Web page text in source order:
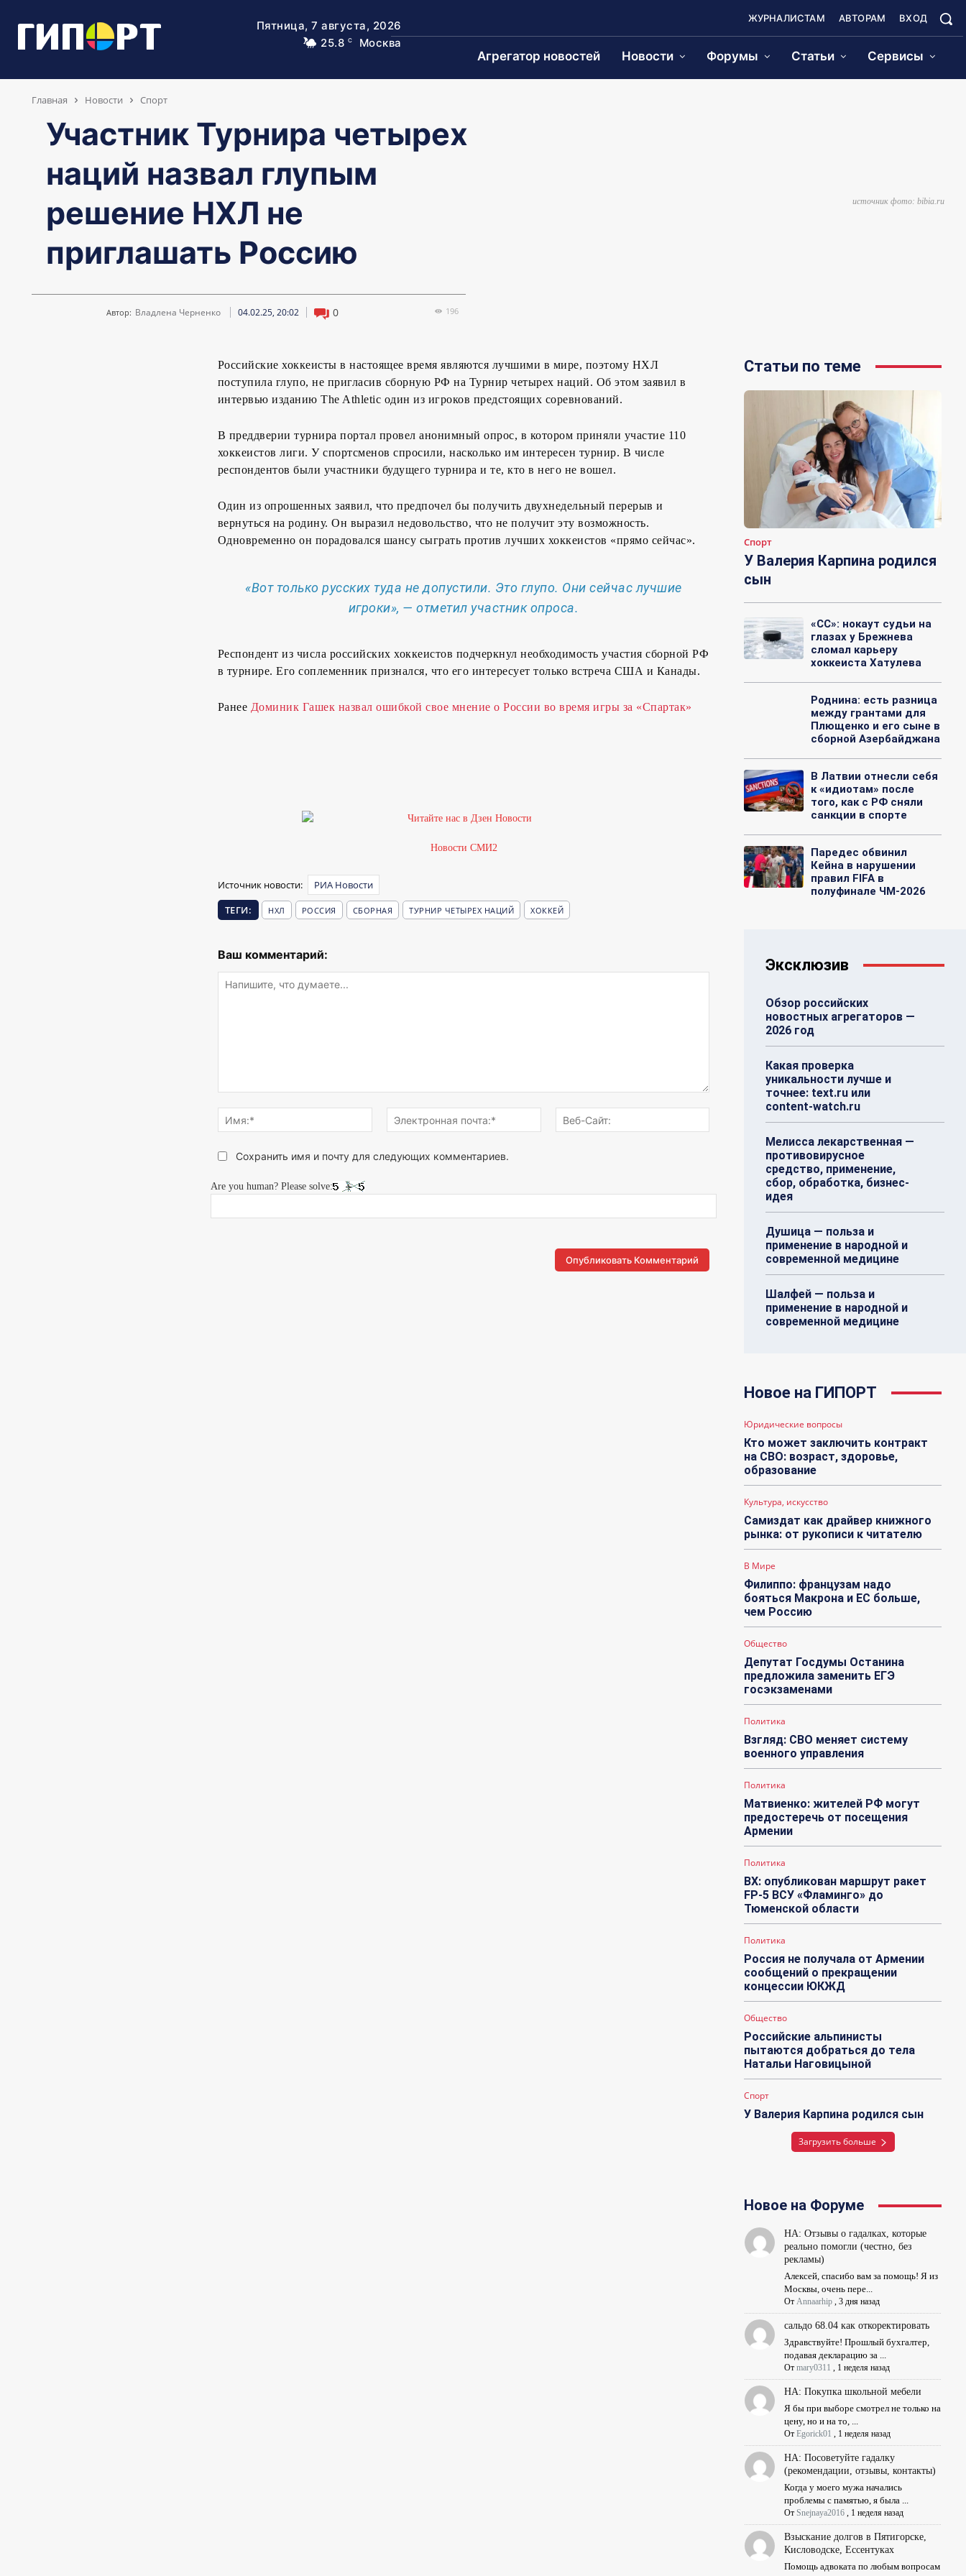
Пятница, 7 августа, 2026
25.8 C Москва
ЖУРНАЛИСТАМ АВТОРАМ ВХОД
Агрегатор новостей Новости Форумы Статьи Сервисы
Главная Новости Спорт
Участник Турнира четырех
наций назвал глупым
решение НХЛ не
приглашать Россию
Автор: Владлена Черненко 04.02.25, 20:02 0 196
источник фото: bibia.ru
Российские хоккеисты в настоящее время являются лучшими в мире, поэтому НХЛ
поступила глупо, не пригласив сборную РФ на Турнир четырех наций. Об этом заявил в
интервью изданию The Athletic один из игроков предстоящих соревнований.
В преддверии турнира портал провел анонимный опрос, в котором приняли участие 110
хоккеистов лиги. У спортсменов спросили, насколько им интересен турнир. В числе
респондентов были участники будущего турнира и те, кто в него не вошел.
Один из опрошенных заявил, что предпочел бы получить двухнедельный перерыв и
вернуться на родину. Он выразил недовольство, что не получит эту возможность.
Одновременно он порадовался шансу сыграть против лучших хоккеистов «прямо сейчас».
«Вот только русских туда не допустили. Это глупо. Они сейчас лучшие
игроки», — отметил участник опроса.
Респондент из числа российских хоккеистов подчеркнул необходимость участия сборной РФ
в турнире. Его соплеменник признался, что его интересует только встреча США и Канады.
Ранее Доминик Гашек назвал ошибкой свое мнение о России во время игры за «Спартак»
Новости СМИ2
Источник новости:
РИА Новости
ТЕГИ:
НХЛ РОССИЯ СБОРНАЯ ТУРНИР ЧЕТЫРЕХ НАЦИЙ ХОККЕЙ
Ваш комментарий:
что
думаете...
Имя:*
Электронная
почта:*
Сохранить имя и почту для следующих комментариев.
Are you human? Please solve:
Статьи по теме
Спорт
У Валерия Карпина родился
сын
«СС»: нокаут судьи на
глазах у Брежнева
сломал карьеру
хоккеиста Хатулева
Роднина: есть разница
между грантами для
Плющенко и его сыне в
сборной Азербайджана
В Латвии отнесли себя
к «идиотам» после
того, как с РФ сняли
санкции в спорте
Паредес обвинил
Кейна в нарушении
правил FIFA в
полуфинале ЧМ-2026
Эксклюзив
Обзор российских
новостных агрегаторов —
2026 год
Какая проверка
уникальности лучше и
точнее: text.ru или
content-watch.ru
Мелисса лекарственная —
противовирусное
средство, применение,
сбор, обработка, бизнес-
идея
Душица — польза и
применение в народной и
современной медицине
Шалфей — польза и
применение в народной и
современной медицине
Новое на ГИПОРТ
Юридические вопросы
Кто может заключить контракт
на СВО: возраст, здоровье,
образование
Культура, искусство
Самиздат как драйвер книжного
рынка: от рукописи к читателю
В Мире
Филиппо: французам надо
бояться Макрона и ЕС больше,
чем Россию
Общество
Депутат Госдумы Останина
предложила заменить ЕГЭ
госэкзаменами
Политика
Взгляд: СВО меняет систему
военного управления
Политика
Матвиенко: жителей РФ могут
предостеречь от посещения
Армении
Политика
ВХ: опубликован маршрут ракет
FP-5 ВСУ «Фламинго» до
Тюменской области
Политика
Россия не получала от Армении
сообщений о прекращении
концессии ЮКЖД
Общество
Российские альпинисты
пытаются добраться до тела
Натальи Наговицыной
Спорт
У Валерия Карпина родился сын
Загрузить больше
Новое на Форуме
НА: Отзывы о гадалках, которые
реально помогли (честно, без
рекламы)
Алексей, спасибо вам за помощь! Я из
Москвы, очень пере...
От Annaarhip, 3 дня назад
сальдо 68.04 как откоректировать
Здравствуйте! Прошлый бухгалтер,
подавая декларацию за ...
От mary0311 , 1 неделя назад
НА: Покупка школьной мебели
Я бы при выборе смотрел не только на
цену, но и на то, ...
От Egorick01 , 1 неделя назад
НА: Посоветуйте гадалку
(рекомендации, отзывы, контакты)
Когда у моего мужа начались
проблемы с памятью, я была ...
От Snejnaya2016, 1 неделя назад
Взыскание долгов в Пятигорске,
Кисловодске, Ессентуках
Помощь адвоката по любым вопросам